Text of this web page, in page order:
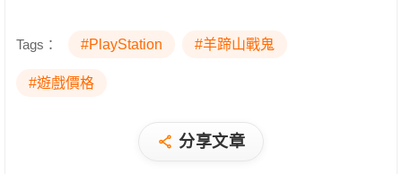
Tags： #PlayStation #羊蹄山戰鬼
#遊戲價格
分享文章